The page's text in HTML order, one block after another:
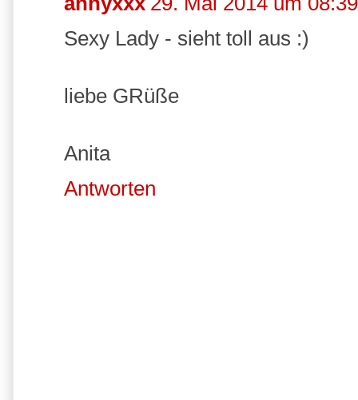
Sexy Lady - sieht toll aus :)
liebe GRüße
Anita
Antworten